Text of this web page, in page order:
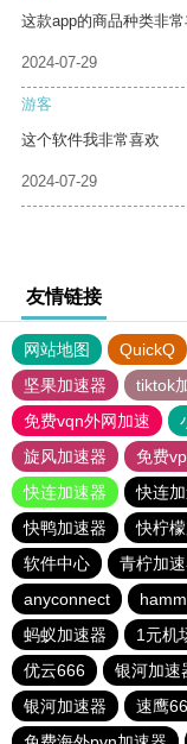
这款app的商品种类非
2024-07-29
游客
这个软件我非常喜欢
2024-07-29
友情链接
网站地图 QuickQ
坚果加速器
tiktok
免费vqn外网加速
旋风加速器
免费
快连加速器
快连
快鸭加速器
快柠
软件中心
青柠加
anyconnect
蚂蚁加速器
1元机
优云666
银河加速
银河加速器
速鹰